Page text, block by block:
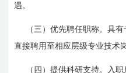
遇。
（三）优先聘任职称。具
直接聘用至相应层级专业技术
（四）提供科研支持。入